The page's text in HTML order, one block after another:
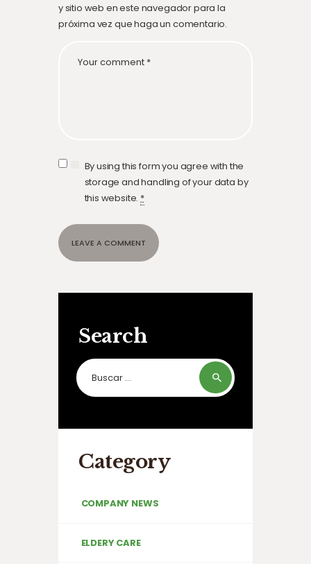
y sitio web en este navegador para la
próxima vez que haga un comentario.
By using this form you agree with the
storage and handling of your data by
this website. *
Search
Buscar:
Category
COMPANY NEWS
ELDERY CARE